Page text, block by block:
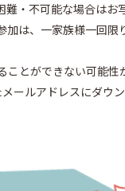
・不可能な場合はお
は、一家族様一回限
とができない可能性
ールアドレスにダウ